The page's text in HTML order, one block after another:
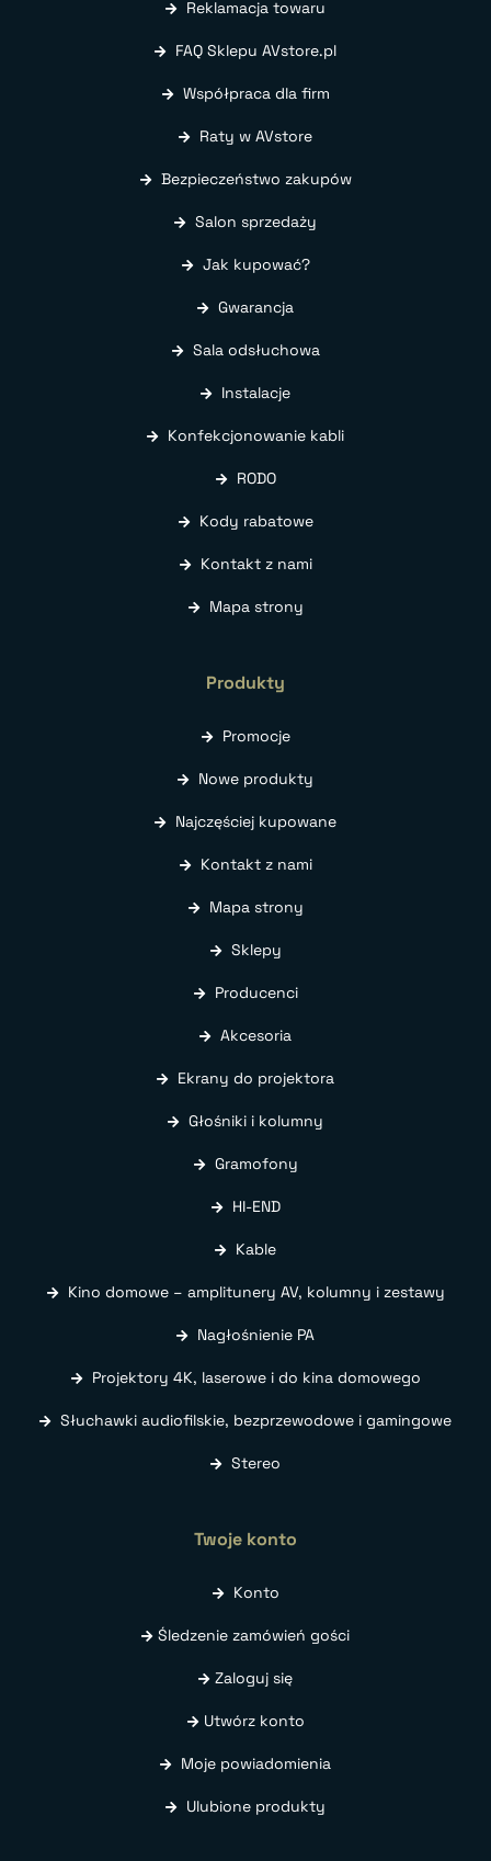
Reklamacja towaru
FAQ Sklepu AVstore.pl
Współpraca dla firm
Raty w AVstore
Bezpieczeństwo zakupów
Salon sprzedaży
Jak kupować?
Gwarancja
Sala odsłuchowa
Instalacje
Konfekcjonowanie kabli
RODO
Kody rabatowe
Kontakt z nami
Mapa strony
Produkty
Promocje
Nowe produkty
Najczęściej kupowane
Kontakt z nami
Mapa strony
Sklepy
Producenci
Akcesoria
Ekrany do projektora
Głośniki i kolumny
Gramofony
HI-END
Kable
Kino domowe – amplitunery AV, kolumny i zestawy
Nagłośnienie PA
Projektory 4K, laserowe i do kina domowego
Słuchawki audiofilskie, bezprzewodowe i gamingowe
Stereo
Twoje konto
Konto
Śledzenie zamówień gości
Zaloguj się
Utwórz konto
Moje powiadomienia
Ulubione produkty